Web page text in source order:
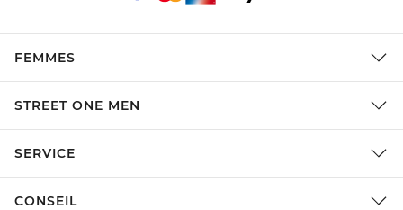
FEMMES
STREET ONE MEN
SERVICE
CONSEIL